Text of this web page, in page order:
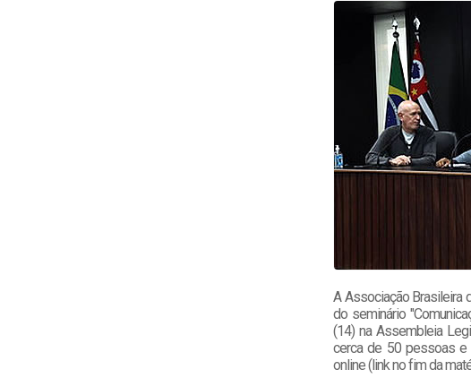
A Associação Brasileira
do seminário
(14) na Assembleia
cerca de 50 pessoas e
online (link no fim da